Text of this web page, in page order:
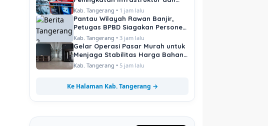
Pelayanan Publik
Kab. Tangerang • 1 jam lalu
Pantau Wilayah Rawan Banjir,
Petugas BPBD Siagakan Personel
di Titik Kritis
Kab. Tangerang •3 jam lalu
Gelar Operasi Pasar Murah untuk
Menjaga Stabilitas Harga Bahan
Pokok
Kab. Tangerang • 5 jam lalu
Ke Halaman Kab. Tangerang →